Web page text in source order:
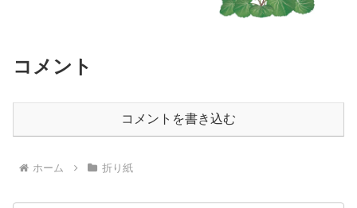
コメント
コメントを書き込む
ホーム 折り紙